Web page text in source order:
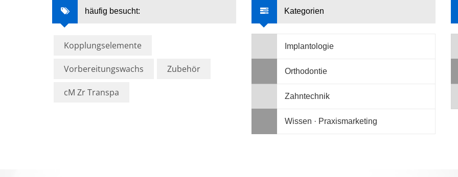
häufig besucht:
Kopplungselemente
Vorbereitungswachs Zubehör
cM Zr Transpa
Kategorien
Implantologie
Orthodontie
Zahntechnik
Wissen · Praxismarketing